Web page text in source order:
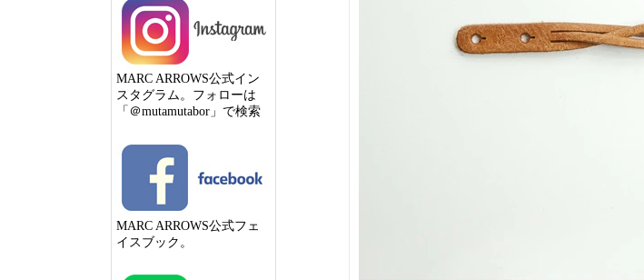
MARC ARROWS公式イン
スタグラム。フォローは
「＠mutamutabor」で検索
MARC ARROWS公式フェ
イスブック。